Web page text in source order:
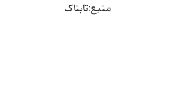
منبع:تابناک